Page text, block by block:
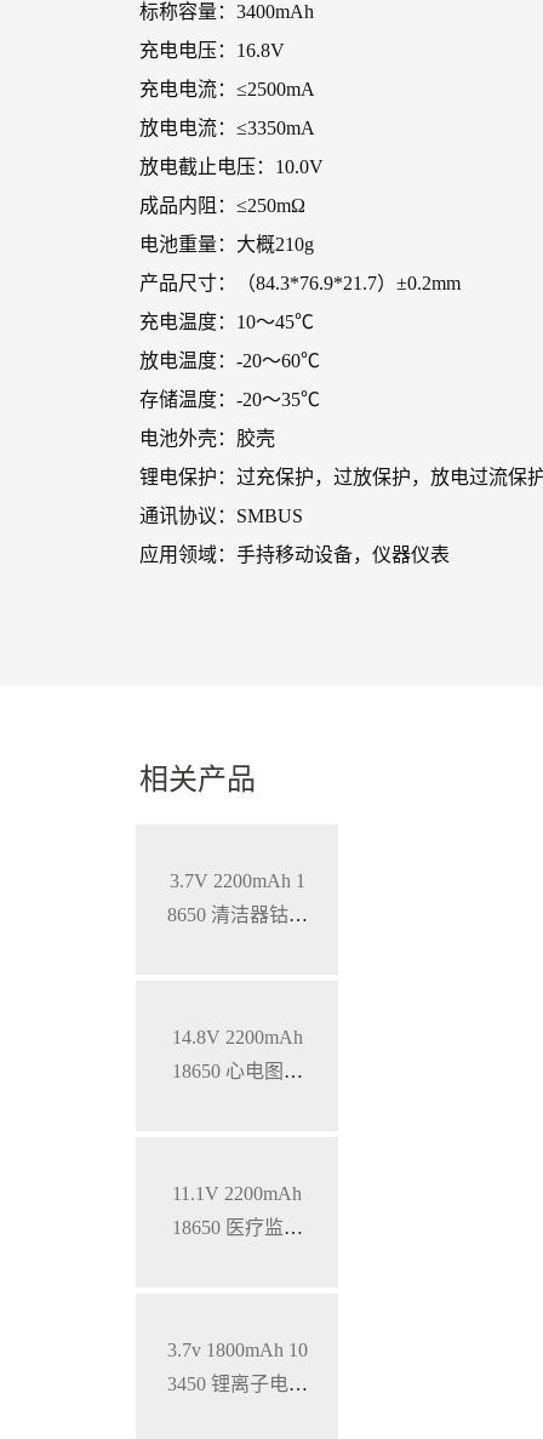
标称容量：3400mAh
充电电压：16.8V
充电电流：≤2500mA
放电电流：≤3350mA
放电截止电压：10.0V
成品内阻：≤250mΩ
电池重量：大概210g
产品尺寸：（84.3*76.9*21.7）±0.2mm
充电温度：10～45℃
放电温度：-20～60℃
存储温度：-20～35℃
电池外壳：胶壳
锂电保护：过充保护，过放保护，放电过流保
通讯协议：SMBUS
应用领域：手持移动设备，仪器仪表
相关产品
3.7V 2200mAh 1
8650 清洁器钴酸
14.8V 2200mAh
18650 心电图机
11.1V 2200mAh
18650 医疗监护
3.7v 1800mAh 10
3450 锂离子电池